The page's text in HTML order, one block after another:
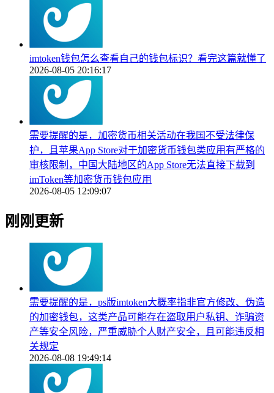
imtoken钱包怎么查看自己的钱包标识？看完这篇就懂了
2026-08-05 20:16:17
需要提醒的是，加密货币相关活动在我国不受法律保
护，且苹果App Store对于加密货币钱包类应用有严格的
审核限制，中国大陆地区的App Store无法直接下载到
imToken等加密货币钱包应用
2026-08-05 12:09:07
刚刚更新
需要提醒的是，ps版imtoken大概率指非官方修改、伪造
的加密钱包，这类产品可能存在盗取用户私钥、诈骗资
产等安全风险，严重威胁个人财产安全，且可能违反相
关规定
2026-08-08 19:49:14